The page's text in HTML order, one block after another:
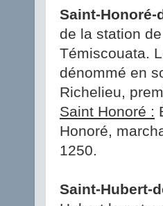
Saint-Honoré-
de la station
Témiscouata.
dénommé en
Richelieu,
Saint Honoré :
Honoré,
1250.
Saint-Hubert-